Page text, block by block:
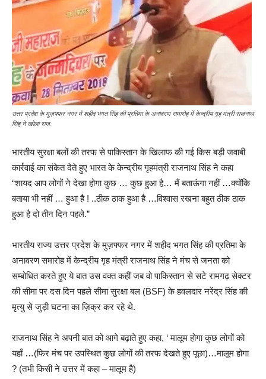
उत्तर प्रदेश के मुज़फ्फर नगर में शहीद भगत सिंह की प्रतिमा के अनावरण समारोह में केन्द्रीय गृह मंत्री राजनाथ
सिंह ने खोला राज.
भारतीय सुरक्षा बलों की तरफ से पाकिस्तान के खिलाफ की गई किस बड़ी जवाबी
कार्रवाई का संकेत देते हुए भारत के केन्द्रीय गृहमंत्री राजनाथ सिंह ने कहा
“शायद आप लोगों ने देखा होगा कुछ … कुछ हुआ है… मैं बताऊंगा नहीं …क्योंकि
बताया भी नहीं … हुआ है ! ..ठीक ठाक हुआ है …विश्वास रखना बहुत ठीक ठाक
हुआ है दो तीन दिन पहले.”
भारतीय राज्य उत्तर प्रदेश के मुज़फ्फर नगर में शहीद भगत सिंह की प्रतिमा के
अनावरण समारोह में केन्द्रीय गृह मंत्री राजनाथ सिंह ने मंच से जनता को
सम्बोधित करते हुए ये बात उस वक्त कहीं जब वो पाकिस्तान से सटे रामगढ़ सेक्टर
की सीमा पर दस दिन पहले सीमा सुरक्षा बल (BSF) के हवलदार नरेंद्र सिंह की
मृत्यु से जुड़ी घटना का ज़िक्र कर रहे थे.
राजनाथ सिंह ने अपनी बात को आगे बढ़ाते हुए कहा, ‘ मालूम होगा कुछ लोगों को
यहाँ …(फिर मंच पर उपस्थित कुछ लोगों की तरफ देखते हुए पूछा)…मालूम होगा
? (तभी किसी ने उत्तर में कहा – मालूम है)